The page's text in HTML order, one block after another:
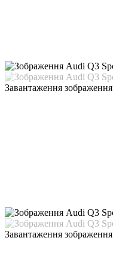
Завантаження зображення
Завантаження зображення